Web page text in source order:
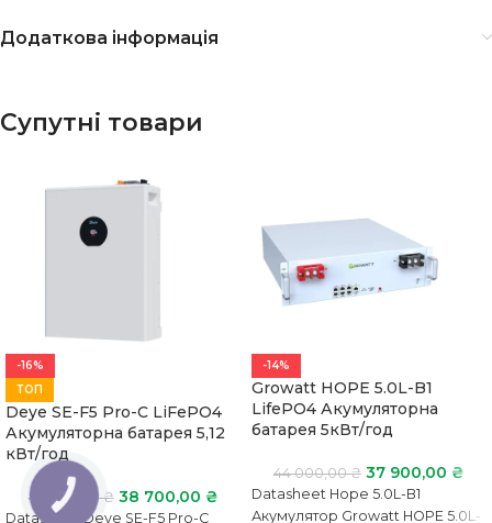
Додаткова інформація
Супутні товари
-16%
ТОП
Deye SE-F5 Pro-C LiFePO4
Акумуляторна батарея 5,12
кВт/год
46 200,00₴ 38 700,00 ₴
Datasheet Deye SE-F5 Pro-C
-14%
Growatt HOPE 5.0L-B1
LifePO4 Акумуляторна
батарея 5кВт/год
44 000,00₴ 37 900,00 ₴
Datasheet Hope 5.0L-B1
Акумулятор Growatt HOPE 5.0L-
КНОПКА
ЗВ'ЯЗКУ